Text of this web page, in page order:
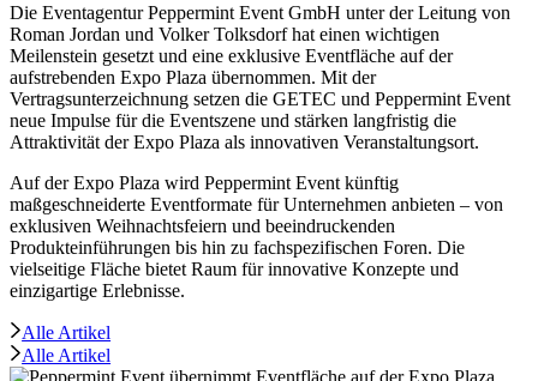
Die Eventagentur Peppermint Event GmbH unter der Leitung von
Roman Jordan und Volker Tolksdorf hat einen wichtigen
Meilenstein gesetzt und eine exklusive Eventfläche auf der
aufstrebenden Expo Plaza übernommen. Mit der
Vertragsunterzeichnung setzen die GETEC und Peppermint Event
neue Impulse für die Eventszene und stärken langfristig die
Attraktivität der Expo Plaza als innovativen Veranstaltungsort.
Auf der Expo Plaza wird Peppermint Event künftig
maßgeschneiderte Eventformate für Unternehmen anbieten – von
exklusiven Weihnachtsfeiern und beeindruckenden
Produkteinführungen bis hin zu fachspezifischen Foren. Die
vielseitige Fläche bietet Raum für innovative Konzepte und
einzigartige Erlebnisse.
Alle Artikel
Alle Artikel